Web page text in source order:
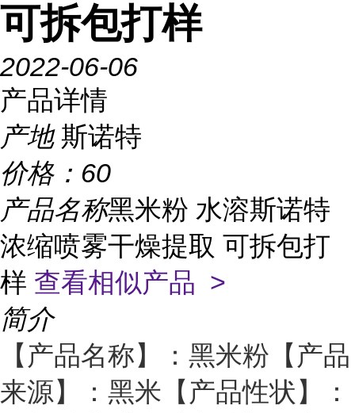
可拆包打样
2022-06-06
产品详情
产地 斯诺特
价格： 60
产品名称黑米粉 水溶斯诺特
浓缩喷雾干燥提取 可拆包打
样 查看相似产品 >
简介
【产品名称】：黑米粉 【产品
来源】：黑米 【产品性状】：